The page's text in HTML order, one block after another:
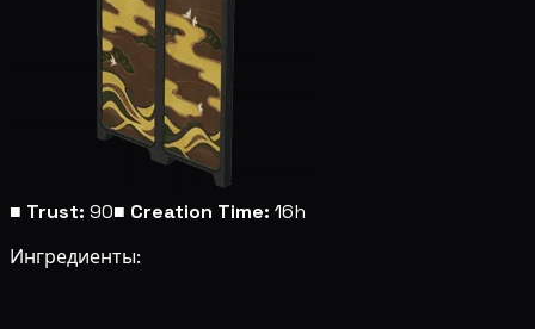
■ Trust: 90■ Creation Time: 16h
Ингредиенты: